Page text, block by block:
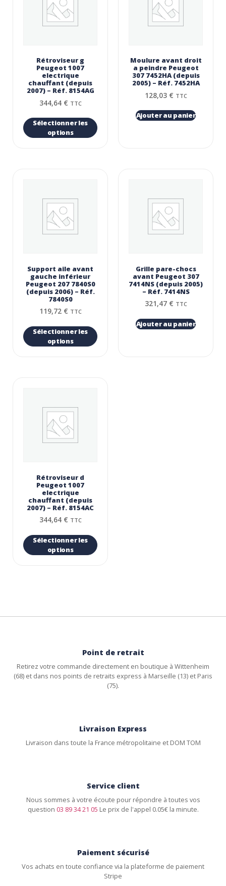
Rétroviseur g
Peugeot 1007
electrique
chauffant (depuis
2007) – Réf. 8154AG
344,64 € TTC
Sélectionner les
options
Moulure avant droit
a peindre Peugeot
307 7452HA (depuis
2005) – Réf. 7452HA
128,03 € TTC
Ajouter au panier
Support aile avant
gauche inférieur
Peugeot 207 7840S0
(depuis 2006) – Réf.
7840S0
119,72 € TTC
Sélectionner les
options
Grille pare-chocs
avant Peugeot 307
7414NS (depuis 2005)
– Réf. 7414NS
321,47 € TTC
Ajouter au panier
Rétroviseur d
Peugeot 1007
electrique
chauffant (depuis
2007) – Réf. 8154AC
344,64 € TTC
Sélectionner les
options
Point de retrait
Retirez votre commande directement en boutique à Wittenheim
(68) et dans nos points de retraits express à Marseille (13) et Paris
(75).
Livraison Express
Livraison dans toute la France métropolitaine et DOM TOM
Service client
Nous sommes à votre écoute pour répondre à toutes vos
question 03 89 34 21 05 Le prix de l'appel 0.05€ la minute.
Paiement sécurisé
Vos achats en toute confiance via la plateforme de paiement
Stripe